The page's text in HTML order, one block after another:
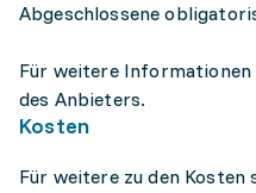
Abgeschlossene
Für weitere Informationen
des Anbieters.
Kosten
Für weitere zu den Kosten